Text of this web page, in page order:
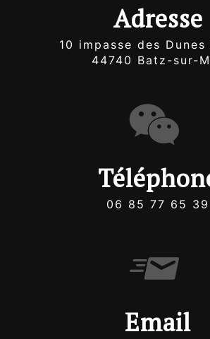
Adresse
10 impasse des Dunes Grises,
44740 Batz-sur-
06 85 77 65 39
Email